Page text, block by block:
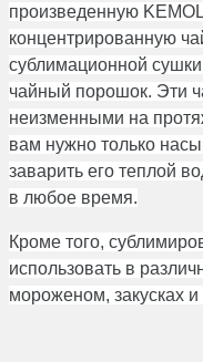
произведенную
концентрированную
сублимационной
чайный порошок. Эти
неизменными на
вам нужно только
заварить его теплой
в любое время.
Кроме того,
использовать в
мороженом, закусках и